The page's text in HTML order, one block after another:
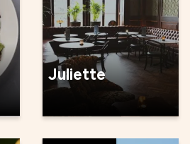
Juliette